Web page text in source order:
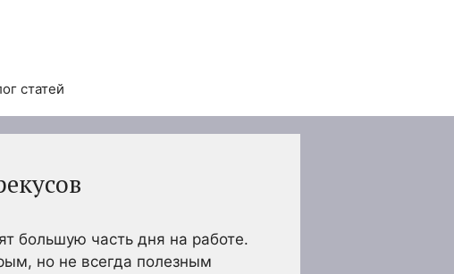
статей
большую часть дня на работе.
но не всегда полезным